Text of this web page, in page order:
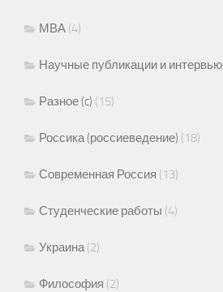
МВА (4)
Научные публикации и интервью
Разное (c) (15)
Россика (россиеведение) (18)
Современная Россия (13)
Студенческие работы (4)
Украина(2)
Философия (2)